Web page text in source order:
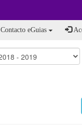
Contacto eGuias